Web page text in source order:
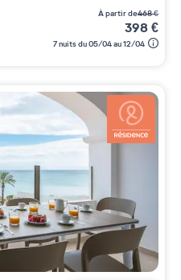
à partir de468€
398€
7 nuits du 05/04 au 12/04